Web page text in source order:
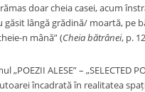
doar cheia casei, acum
găsit lângă grădină/ moartă, pe
n mână” (Cheia bătrânei, p.
„POEZII ALESE” – „SELECTED
încadrată în realitatea